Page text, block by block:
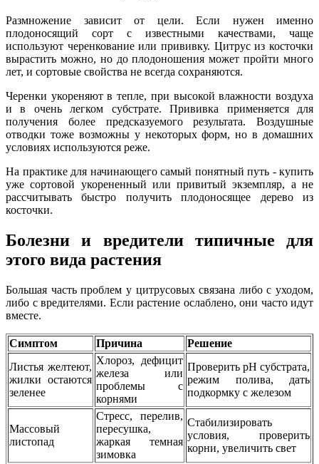
Размножение зависит от цели. Если нужен именно
плодоносящий сорт с известными качествами, чаще
используют черенкование или прививку. Цитрус из косточки
вырастить можно, но до плодоношения может пройти много
лет, и сортовые свойства не всегда сохраняются.
Черенки укореняют в тепле, при высокой влажности воздуха
и в очень легком субстрате. Прививка применяется для
получения более предсказуемого результата. Воздушные
отводки тоже возможны у некоторых форм, но в домашних
условиях используются реже.
На практике для начинающего самый понятный путь - купить
уже сортовой укорененный или привитый экземпляр, а не
рассчитывать быстро получить плодоносящее дерево из
косточки.
Болезни и вредители типичные для
этого вида растения
Большая часть проблем у цитрусовых связана либо с уходом,
либо с вредителями. Если растение ослаблено, они часто идут
вместе.
Симптом Причина
Решение
Листья желтеют,
жилки остаются
зеленее
Хлороз, дефицит
железа или
проблемы с
корнями
Проверить pH субстрата,
режим полива, дать
подкормку с железом
Массовый
листопад
Стресс, перелив,
пересушка,
жаркая темная
зимовка
Стабилизировать
условия, проверить
корни, увеличить свет